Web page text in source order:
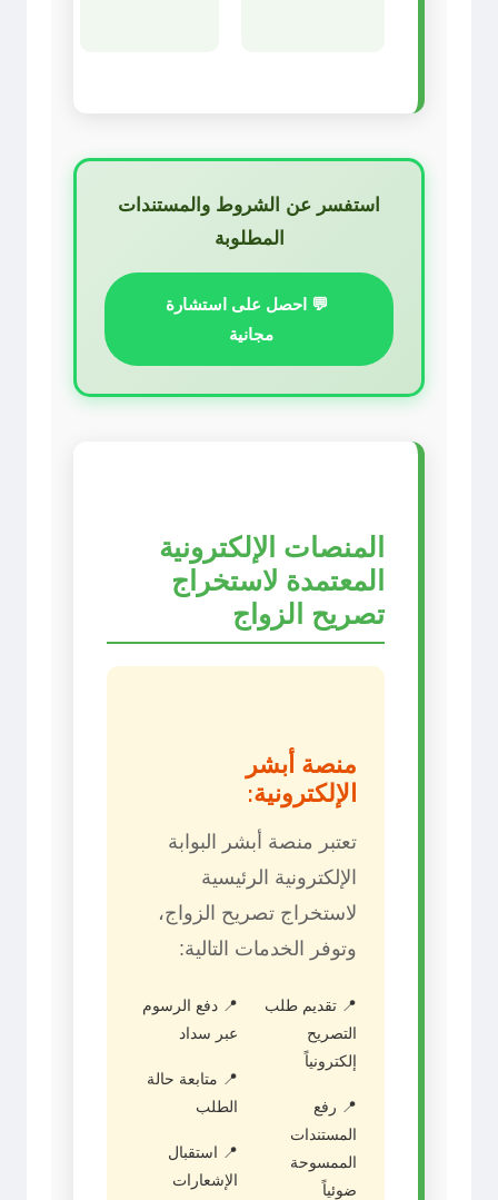
استفسر عن الشروط والمستندات
المطلوبة
💬 احصل على استشارة
مجانية
المنصات الإلكترونية
المعتمدة لاستخراج
تصريح الزواج
منصة أبشر
الإلكترونية:
تعتبر منصة أبشر البوابة
الإلكترونية الرئيسية
لاستخراج تصريح الزواج،
وتوفر الخدمات التالية:
📍 تقديم طلب
التصريح
إلكترونياً
📍 رفع
المستندات
الممسوحة
ضوئياً
📍 دفع الرسوم
عبر سداد
📍 متابعة حالة
الطلب
📍 استقبال
الإشعارات